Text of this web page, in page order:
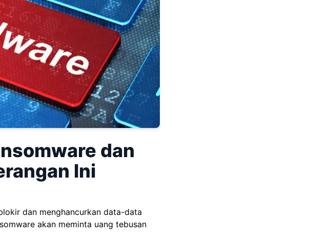
dan
Ini
dan menghancurkan data-data
akan meminta uang tebusan